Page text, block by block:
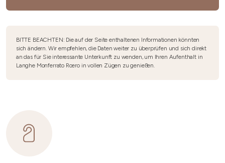
BITTE BEACHTEN: Die auf der Seite enthaltenen Informationen könnten
sich ändern. Wir empfehlen, die Daten weiter zu überprüfen und sich direkt
an das für Sie interessante Unterkunft zu wenden, um Ihren Aufenthalt in
Langhe Monferrato Roero in vollen Zügen zu genießen.